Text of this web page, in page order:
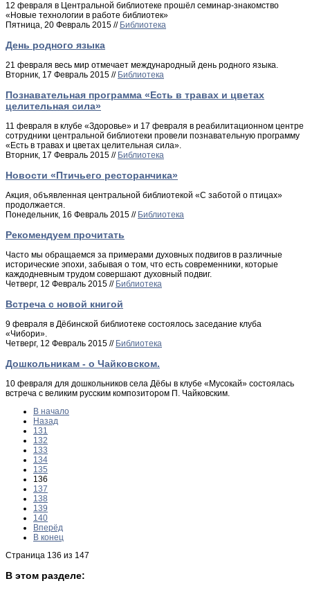
12 февраля в Центральной библиотеке прошёл семинар-знакомство
«Новые технологии в работе библиотек»
Пятница, 20 Февраль 2015 // Библиотека
День родного языка
21 февраля весь мир отмечает международный день родного языка.
Вторник, 17 Февраль 2015 // Библиотека
Познавательная программа «Есть в травах и цветах
целительная сила»
11 февраля в клубе «Здоровье» и 17 февраля в реабилитационном центре
сотрудники центральной библиотеки провели познавательную программу
«Есть в травах и цветах целительная сила».
Вторник, 17 Февраль 2015 // Библиотека
Новости «Птичьего ресторанчика»
Акция, объявленная центральной библиотекой «С заботой о птицах»
продолжается.
Понедельник, 16 Февраль 2015 // Библиотека
Рекомендуем прочитать
Часто мы обращаемся за примерами духовных подвигов в различные
исторические эпохи, забывая о том, что есть современники, которые
каждодневным трудом совершают духовный подвиг.
Четверг, 12 Февраль 2015 // Библиотека
Встреча с новой книгой
9 февраля в Дёбинской библиотеке состоялось заседание клуба
«Чибори».
Четверг, 12 Февраль 2015 // Библиотека
Дошкольникам - о Чайковском.
10 февраля для дошкольников села Дёбы в клубе «Мусокай» состоялась
встреча с великим русским композитором П. Чайковским.
В начало
Назад
131
132
133
134
135
136
137
138
139
140
Вперёд
В конец
Страница 136 из 147
В этом разделе: